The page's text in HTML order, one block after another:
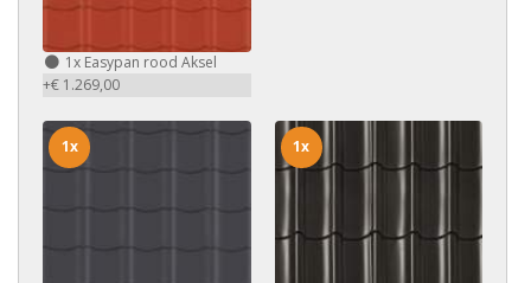
1x Easypan rood Aksel
+€ 1.269,00
1x 1x